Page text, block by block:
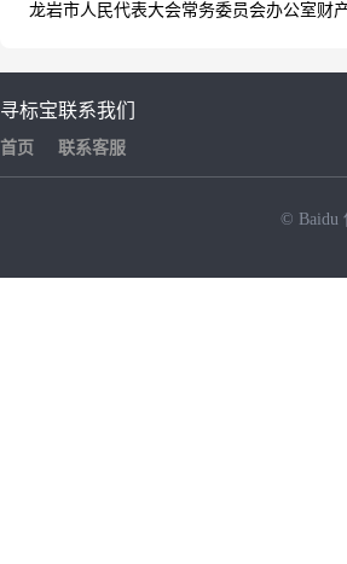
龙岩市人民代表大会常务委员会办公室财
寻标宝
首页
联系我们
联系客服
© Baidu